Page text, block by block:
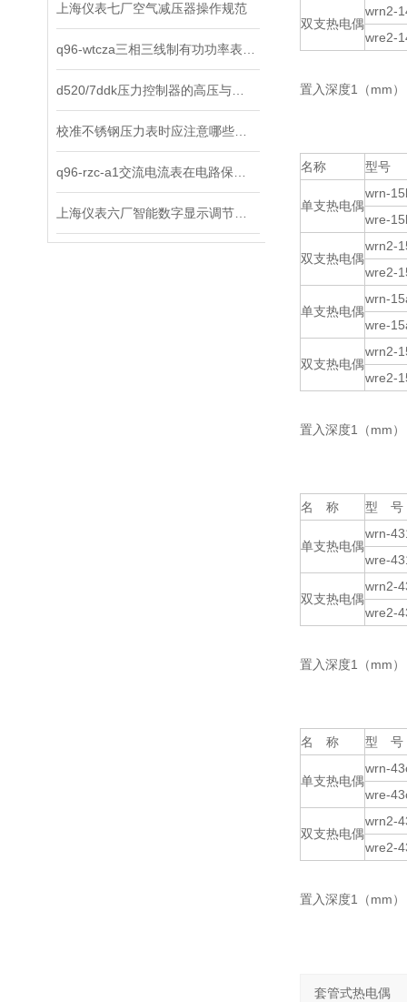
上海仪表七厂空气减压器操作规范
双支热电偶
wrn2-
wre2-
置入深度1（mm
名称 型号
单支热电偶
wrn-
wre-
双支热电偶
wrn2-
wre2-
单支热电偶
wrn-
wre-
双支热电偶
wrn2-
wre2-
置入深度1（mm
名 称 型 号
单支热电偶
wrn-
wre-
双支热电偶
wrn2-
wre2-
置入深度1（mm
名 称 型 号
单支热电偶
wrn-
wre-
双支热电偶
wrn2-
wre2-
置入深度1（mm